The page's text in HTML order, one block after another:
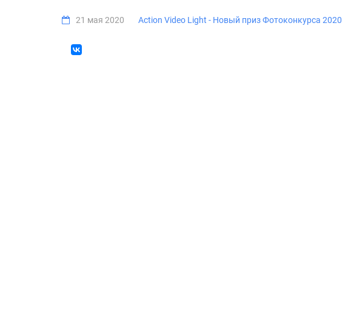
21 мая 2020 Action Video Light - Новый приз Фотоконкурса 2020